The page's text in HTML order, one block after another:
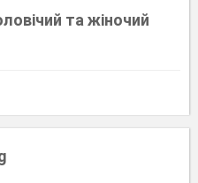
та жіночий